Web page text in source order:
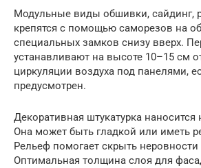
Модульные виды обшивки, сайдинг,
крепятся с помощью саморезов на
специальных замков снизу вверх.
устанавливают на высоте 10–15 см
циркуляции воздуха под панелями,
предусмотрен.
Декоративная штукатурка
Она может быть гладкой или иметь
Рельеф помогает скрыть неровности
Оптимальная толщина слоя для